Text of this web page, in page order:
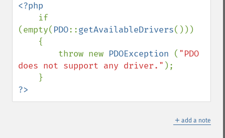
<?php
if
(empty( PDO::getAvailableDrivers()))
        throw new
PDOException ( "PDO
does not support any driver." );
?>
＋ add a note